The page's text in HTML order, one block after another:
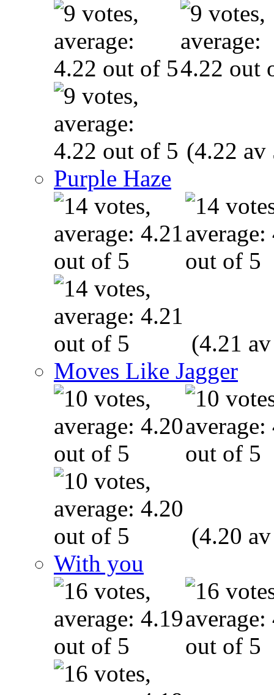
(4.22 av
Purple Haze
(4.21
Moves Like Jagger
(4.20
With you